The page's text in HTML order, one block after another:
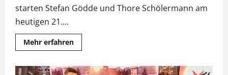
starten Stefan Gödde und Thore Schölermann am
heutigen 21....
Mehr erfahrenMehr
Informationen
Wald